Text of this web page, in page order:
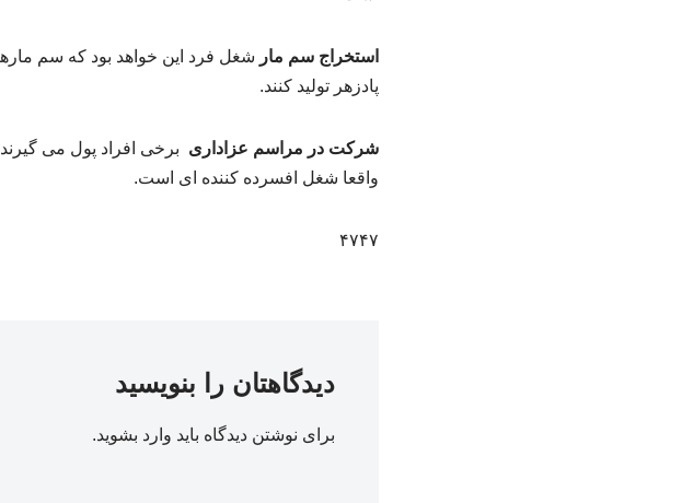
استخراج سم مار شغل فرد این خواهد بود که سم
پادزهر تولید کنند.
شرکت در مراسم عزاداری برخی افراد پول می
واقعا شغل افسرده کننده ای است.
۴۷۴۷
دیدگاهتان را بنویسید
برای نوشتن دیدگاه باید وارد بشوید.